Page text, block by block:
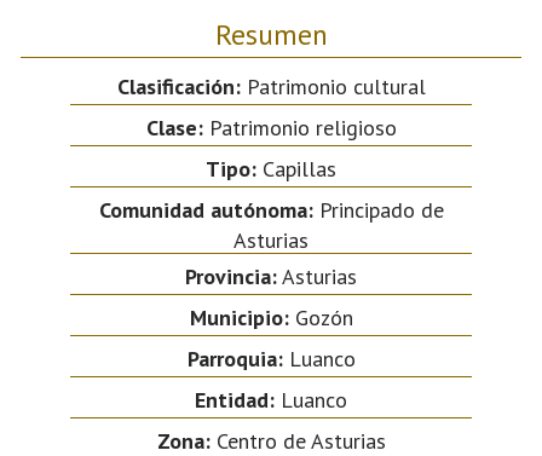
Resumen
Clasificación:Patrimonio cultural
Clase:Patrimonio religioso
Tipo: Capillas
Comunidad autónoma:Principado de
Asturias
Provincia:Asturias
Municipio:Gozón
Parroquia:Luanco
Entidad: Luanco
Zona:Centro de Asturias